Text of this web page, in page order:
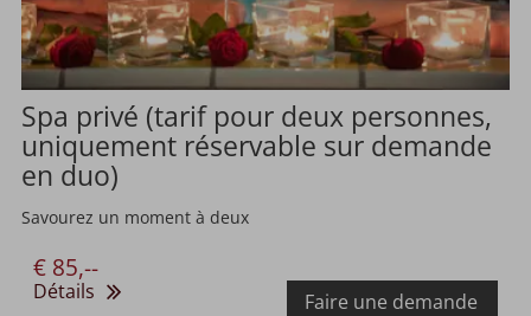
Spa privé (tarif pour deux personnes,
uniquement réservable sur demande
en duo)
Savourez un moment à deux
€ 85,--
Faire une demande
Détails